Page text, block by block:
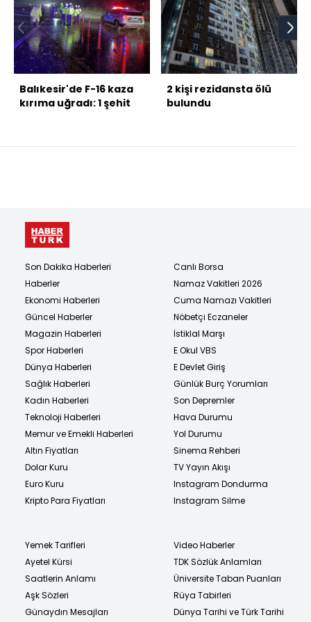
Balıkesir'de F-16 kaza
kırıma uğradı: 1 şehit
2 kişi rezidansta ölü
bulundu
Son Dakika Haberleri
Haberler
Ekonomi Haberleri
Güncel Haberler
Magazin Haberleri
Spor Haberleri
Dünya Haberleri
Sağlık Haberleri
Kadın Haberleri
Teknoloji Haberleri
Memur ve Emekli Haberleri
Altın Fiyatları
Dolar Kuru
Euro Kuru
Kripto Para Fiyatları
Canlı Borsa
Namaz Vakitleri 2026
Cuma Namazı Vakitleri
Nöbetçi Eczaneler
İstiklal Marşı
E Okul VBS
E Devlet Giriş
Günlük Burç Yorumları
Son Depremler
Hava Durumu
Yol Durumu
Sinema Rehberi
TV Yayın Akışı
Instagram Dondurma
Instagram Silme
Yemek Tarifleri
Ayetel Kürsi
Saatlerin Anlamı
Aşk Sözleri
Günaydın Mesajları
Video Haberler
TDK Sözlük Anlamları
Üniversite Taban Puanları
Rüya Tabirleri
Dünya Tarihi ve Türk Tarihi